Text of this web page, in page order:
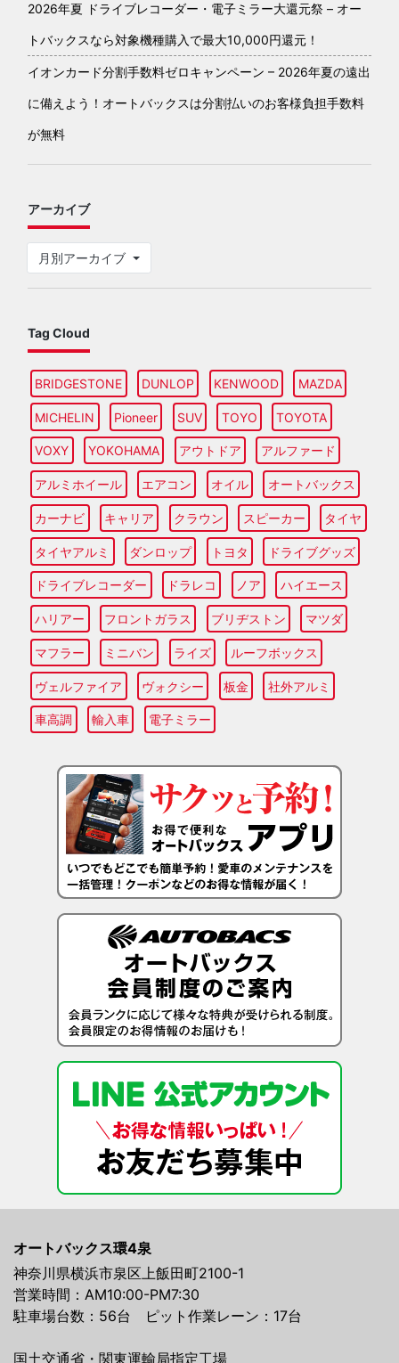
2026年夏 ドライブレコーダー・電子ミラー大還元祭 – オー
トバックスなら対象機種購入で最大10,000円還元！
イオンカード分割手数料ゼロキャンペーン – 2026年夏の遠出
に備えよう！オートバックスは分割払いのお客様負担手数料
が無料
アーカイブ
月別アーカイブ
Tag Cloud
BRIDGESTONE DUNLOP KENWOOD MAZDA
MICHELIN Pioneer SUV TOYO TOYOTA
VOXY YOKOHAMA アウトドア アルファード
アルミホイール エアコン オイル オートバックス
カーナビ キャリア クラウン スピーカー タイヤ
タイヤアルミ ダンロップ トヨタ ドライブグッズ
ドライブレコーダー ドラレコ ノア ハイエース
ハリアー フロントガラス ブリヂストン マツダ
マフラー ミニバン ライズ ルーフボックス
ヴェルファイア ヴォクシー 板金 社外アルミ
車高調 輸入車 電子ミラー
オートバックス環4泉
神奈川県横浜市泉区上飯田町2100-1
営業時間：AM10:00-PM7:30
駐車場台数：56台 ピット作業レーン：17台
国土交通省・関東運輸局指定工場